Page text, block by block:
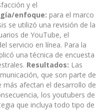
y el
enfoque: para el marco
se utilizó una revisión de la
de YouTube, el
servicio en línea. Para la
una técnica de encuesta
Resultados: Las
que son parte de
más afectan el desarrollo de
los youtubers de
que incluya todo tipo de